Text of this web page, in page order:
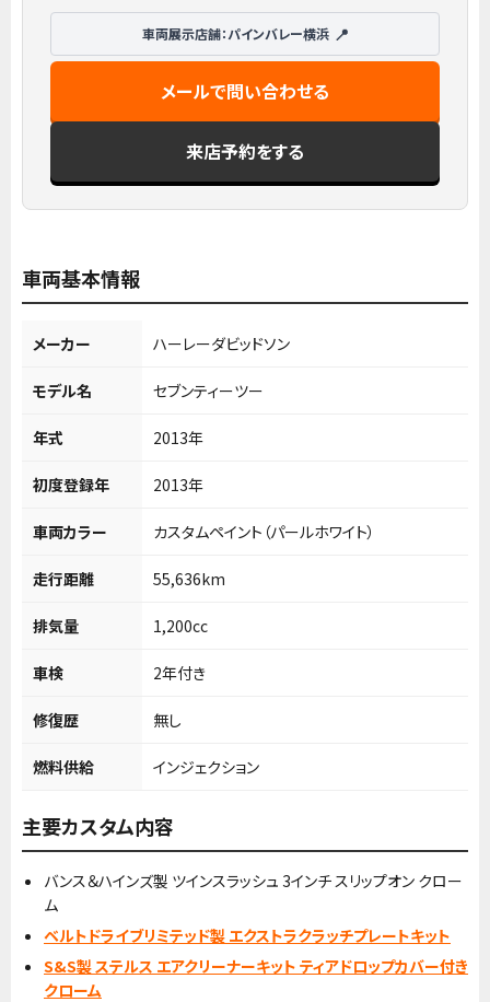
車両展示店舗：パインバレー横浜
メールで問い合わせる
来店予約をする
車両基本情報
メーカー ハーレーダビッドソン
モデル名 セブンティーツー
年式 2013年
初度登録年 2013年
車両カラー カスタムペイント（パールホワイト）
走行距離 55,636km
排気量 1,200cc
車検 2年付き
修復歴 無し
燃料供給 インジェクション
主要カスタム内容
バンス＆ハインズ製 ツインスラッシュ 3インチ スリップオン クロー
ム
ベルトドライブリミテッド製 エクストラクラッチプレートキット
S&S製 ステルス エアクリーナーキット ティアドロップカバー付き
クローム